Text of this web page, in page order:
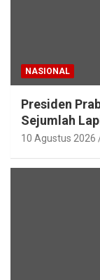
NASIONAL
Presiden
Sejumlah
10 Agustus 2026